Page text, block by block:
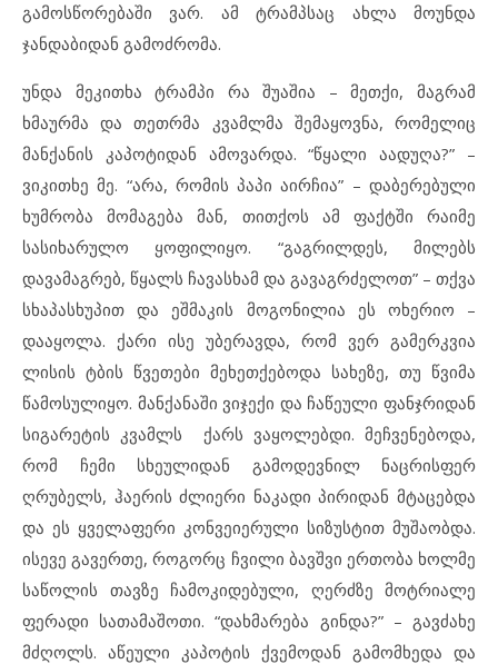
გამოსწორებაში ვარ. ამ ტრამპსაც ახლა მოუნდა
ჯანდაბიდან გამოძრომა.
უნდა მეკითხა ტრამპი რა შუაშია – მეთქი, მაგრამ
ხმაურმა და თეთრმა კვამლმა შემაყოვნა, რომელიც
მანქანის კაპოტიდან ამოვარდა. “წყალი აადუღა?” –
ვიკითხე მე. “არა, რომის პაპი აირჩია” – დაბერებული
ხუმრობა მომაგება მან, თითქოს ამ ფაქტში რაიმე
სასიხარულო ყოფილიყო. “გაგრილდეს, მილებს
დავამაგრებ, წყალს ჩავასხამ და გავაგრძელოთ” – თქვა
სხაპასხუპით და ეშმაკის მოგონილია ეს ოხერიო –
დააყოლა. ქარი ისე უბერავდა, რომ ვერ გამერკვია
ლისის ტბის წვეთები მეხეთქებოდა სახეზე, თუ წვიმა
წამოსულიყო. მანქანაში ვიჯექი და ჩაწეული ფანჯრიდან
სიგარეტის კვამლს ქარს ვაყოლებდი. მეჩვენებოდა,
რომ ჩემი სხეულიდან გამოდევნილ ნაცრისფერ
ღრუბელს, ჰაერის ძლიერი ნაკადი პირიდან მტაცებდა
და ეს ყველაფერი კონვეიერული სიზუსტით მუშაობდა.
ისევე გავერთე, როგორც ჩვილი ბავშვი ერთობა ხოლმე
საწოლის თავზე ჩამოკიდებული, ღერძზე მოტრიალე
ფერადი სათამაშოთი. “დახმარება გინდა?” – გავძახე
მძღოლს. აწეული კაპოტის ქვემოდან გამომხედა და